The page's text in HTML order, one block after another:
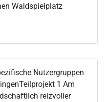
Waldspielplatz
Nutzergruppen
1 Am
reizvoller